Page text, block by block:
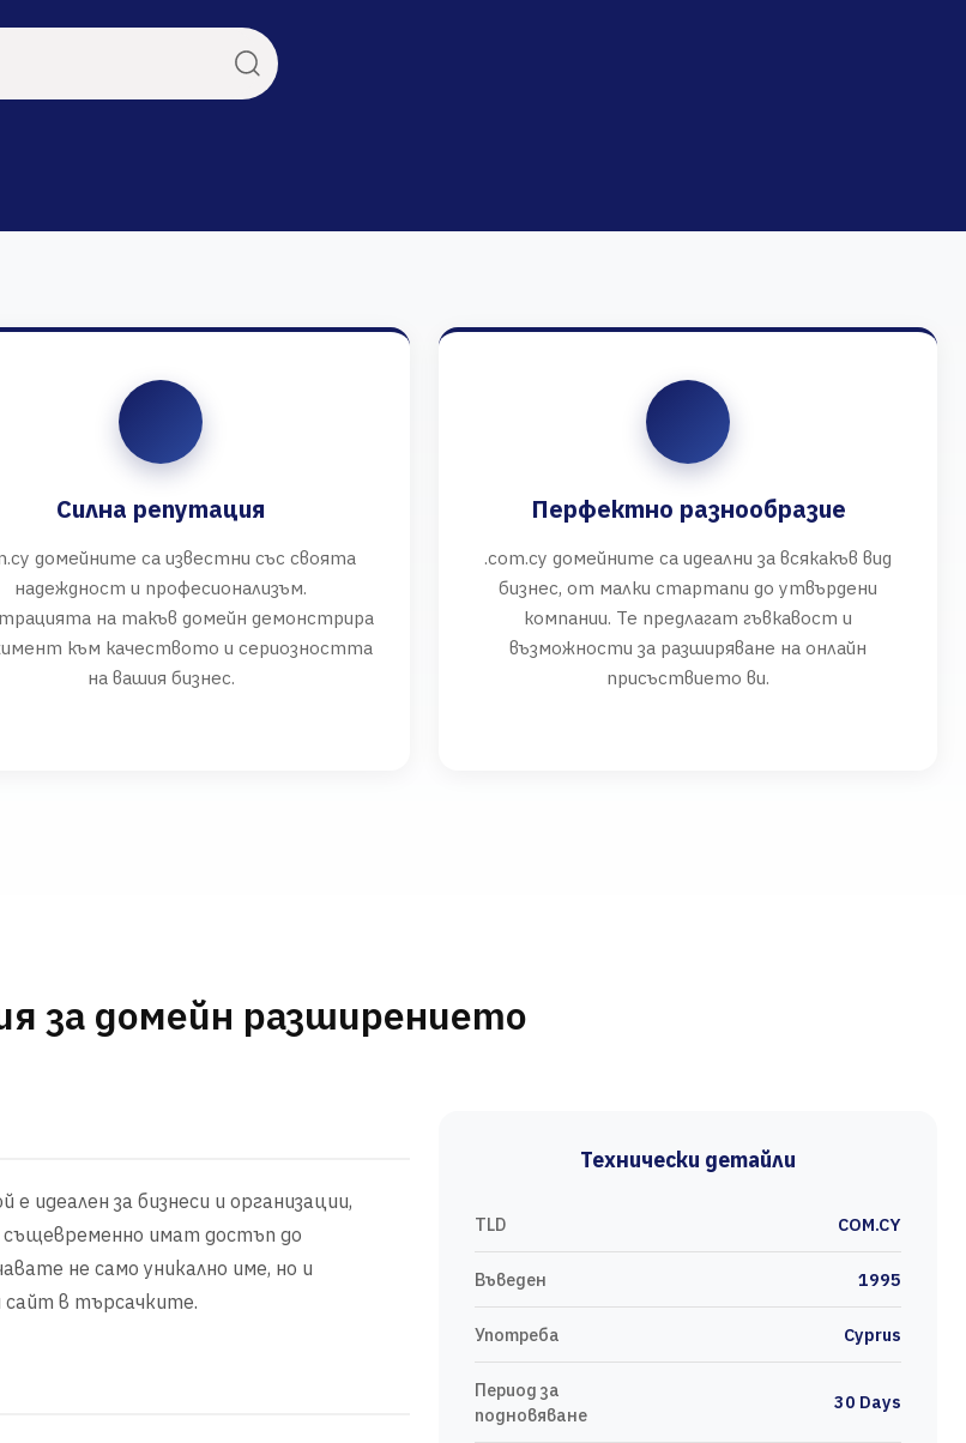
Силна репутация
домейните са известни със своята
надеждност и професионализъм.
на такъв домейн демонстрира
към качеството и сериозността
на вашия бизнес.
Перфектно разнообразие
.com.cy домейните са идеални за всякакъв вид
бизнес, от малки стартапи до утвърдени
компании. Те предлагат гъвкавост и
възможности за разширяване на онлайн
присъствието ви.
за домейн разширението
идеален за бизнеси и организации,
имат достъп до
не само уникално име, но и
сайт в търсачките.
Технически детайли
TLD COM.CY
Въведен 1995
Употреба Cyprus
Период за
подновяване
30 Days